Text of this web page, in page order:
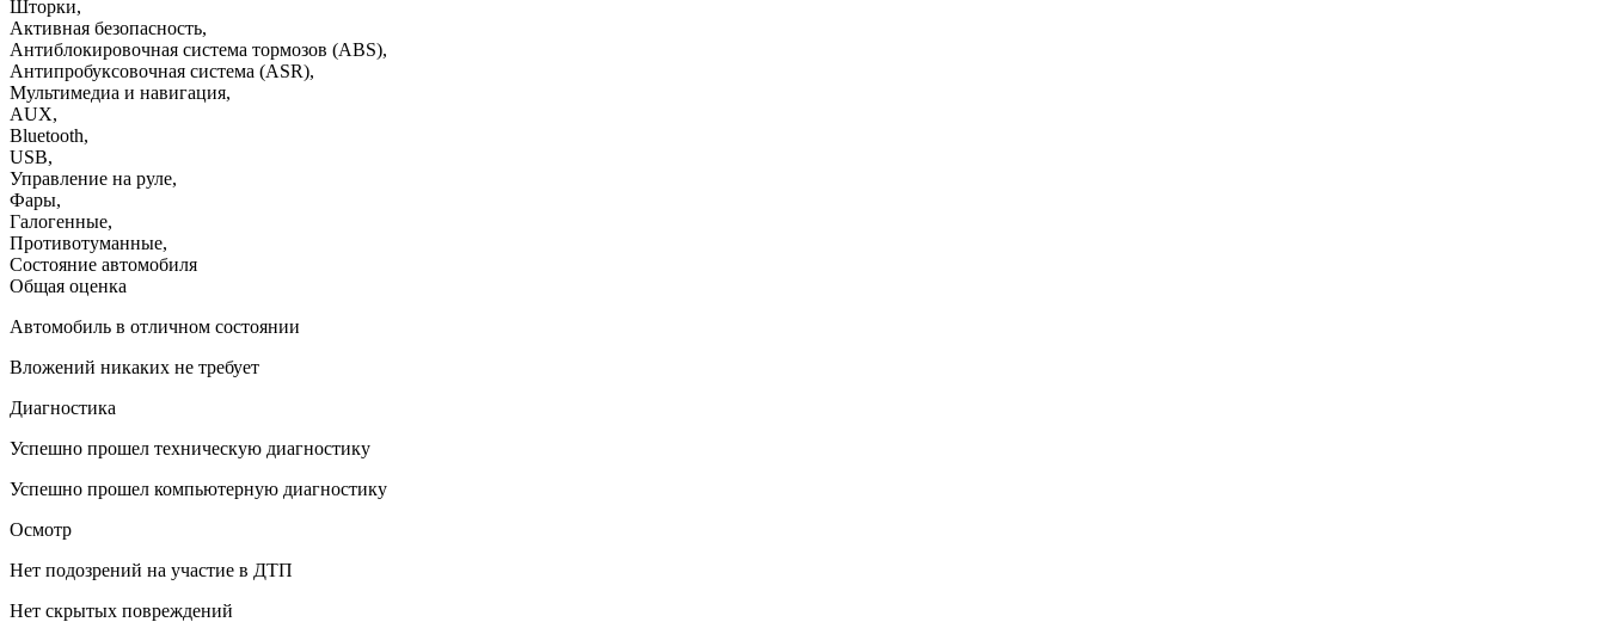
Шторки,
Активная безопасность,
Антиблокировочная система тормозов (ABS),
Антипробуксовочная система (ASR),
Мультимедиа и навигация,
AUX,
Bluetooth,
USB,
Управление на руле,
Фары,
Галогенные,
Противотуманные,
Состояние автомобиля
Общая оценка
Автомобиль в отличном состоянии
Вложений никаких не требует
Диагностика
Успешно прошел техническую диагностику
Успешно прошел компьютерную диагностику
Осмотр
Нет подозрений на участие в ДТП
Нет скрытых повреждений